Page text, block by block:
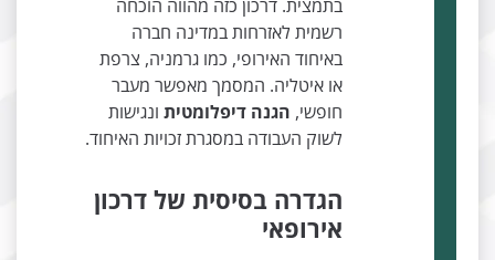
בתמצית. דרכון כזה מהווה הוכחה
רשמית לאזרחות במדינה חברה
באיחוד האירופי, כמו גרמניה, צרפת
או איטליה. המסמך מאפשר מעבר
הגנה דיפלומטיתונגישות
לשוק העבודה במסגרת זכויות האיחוד.
הגדרה בסיסית של דרכון
אירופאי